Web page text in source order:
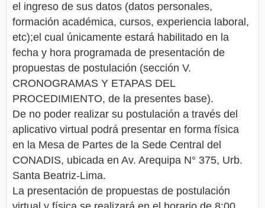
el ingreso de sus datos (datos personales,
formación académica, cursos, experiencia laboral,
etc);el cual únicamente estará habilitado en la
fecha y hora programada de presentación de
propuestas de postulación (sección V.
CRONOGRAMAS Y ETAPAS DEL
PROCEDIMIENTO, de la presentes base).
De no poder realizar su postulación a través del
aplicativo virtual podrá presentar en forma física
en la Mesa de Partes de la Sede Central del
CONADIS, ubicada en Av. Arequipa N° 375, Urb.
Santa Beatriz-Lima.
La presentación de propuestas de postulación